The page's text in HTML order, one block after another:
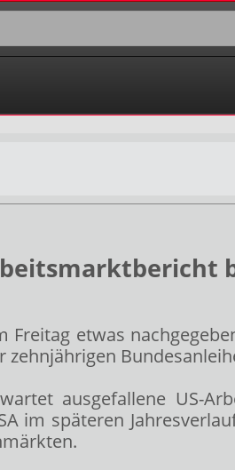
Freitag etwas
ausgefallene US-
im späteren